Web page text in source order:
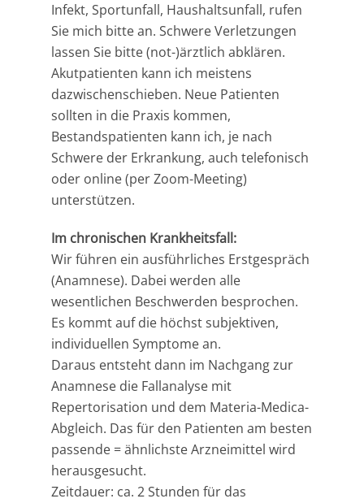
Infekt, Sportunfall, Haushaltsunfall, rufen
Sie mich bitte an. Schwere Verletzungen
lassen Sie bitte (not-)ärztlich abklären.
Akutpatienten kann ich meistens
dazwischenschieben. Neue Patienten
sollten in die Praxis kommen,
Bestandspatienten kann ich, je nach
Schwere der Erkrankung, auch telefonisch
oder online (per Zoom-Meeting)
unterstützen.
Im chronischen Krankheitsfall:
Wir führen ein ausführliches Erstgespräch
(Anamnese). Dabei werden alle
wesentlichen Beschwerden besprochen.
Es kommt auf die höchst subjektiven,
individuellen Symptome an.
Daraus entsteht dann im Nachgang zur
Anamnese die Fallanalyse mit
Repertorisation und dem Materia-Medica-
Abgleich. Das für den Patienten am besten
passende = ähnlichste Arzneimittel wird
herausgesucht.
Zeitdauer: ca. 2 Stunden für das